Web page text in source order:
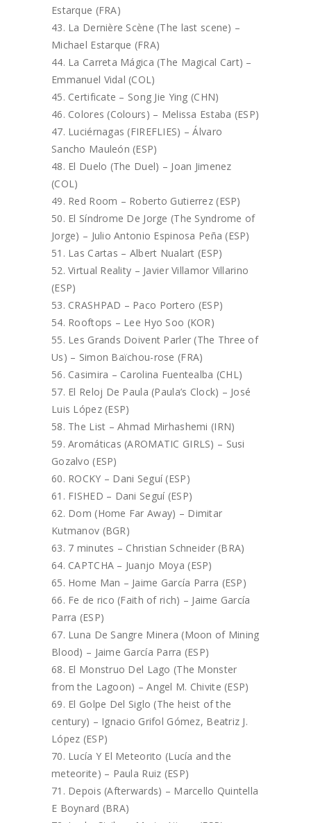
Estarque (FRA)
La Dernière Scène (The last scene) –
Michael Estarque (FRA)
La Carreta Mágica (The Magical Cart) –
Emmanuel Vidal (COL)
Certificate – Song Jie Ying (CHN)
Colores (Colours) – Melissa Estaba (ESP)
Luciérnagas (FIREFLIES) – Álvaro
Sancho Mauleón (ESP)
El Duelo (The Duel) – Joan Jimenez
(COL)
Red Room – Roberto Gutierrez (ESP)
El Síndrome De Jorge (The Syndrome of
Jorge) – Julio Antonio Espinosa Peña (ESP)
Las Cartas – Albert Nualart (ESP)
Virtual Reality – Javier Villamor Villarino
(ESP)
CRASHPAD – Paco Portero (ESP)
Rooftops – Lee Hyo Soo (KOR)
Les Grands Doivent Parler (The Three of
Us) – Simon Baïchou-rose (FRA)
Casimira – Carolina Fuentealba (CHL)
El Reloj De Paula (Paula’s Clock) – José
Luis López (ESP)
The List – Ahmad Mirhashemi (IRN)
Aromáticas (AROMATIC GIRLS) – Susi
Gozalvo (ESP)
ROCKY – Dani Seguí (ESP)
FISHED – Dani Seguí (ESP)
Dom (Home Far Away) – Dimitar
Kutmanov (BGR)
7 minutes – Christian Schneider (BRA)
CAPTCHA – Juanjo Moya (ESP)
Home Man – Jaime García Parra (ESP)
Fe de rico (Faith of rich) – Jaime García
Parra (ESP)
Luna De Sangre Minera (Moon of Mining
Blood) – Jaime García Parra (ESP)
El Monstruo Del Lago (The Monster
from the Lagoon) – Angel M. Chivite (ESP)
El Golpe Del Siglo (The heist of the
century) – Ignacio Grifol Gómez, Beatriz J.
López (ESP)
Lucía Y El Meteorito (Lucía and the
meteorite) – Paula Ruiz (ESP)
Depois (Afterwards) – Marcello Quintella
E Boynard (BRA)